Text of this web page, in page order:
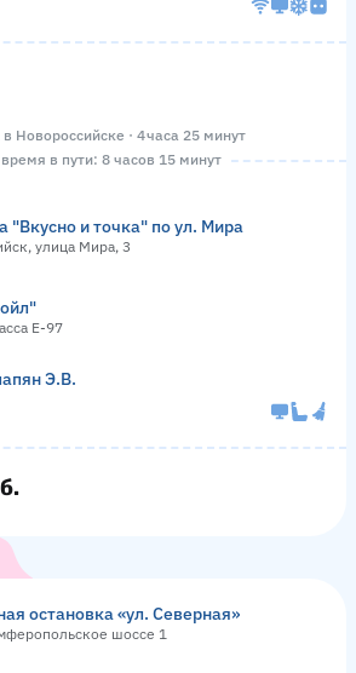
Новороссийске · 4 часа 25 минут
в пути: 8 часов 15 минут
"Вкусно и точка" по ул. Мира
улица Мира, 3
Е-97
Э.В.
остановка «ул. Северная»
шоссе 1